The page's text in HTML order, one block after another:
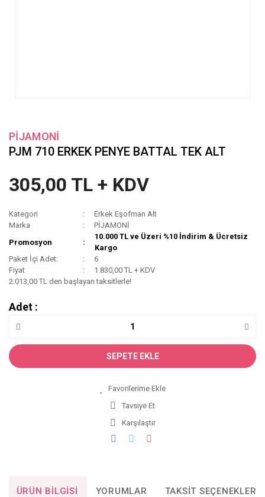
PİJAMONİ
PJM 710 ERKEK PENYE BATTAL TEK ALT
305,00 TL + KDV
Kategori
Erkek Eşofman Alt
Marka
PİJAMONİ
Promosyon
10.000 TL ve Üzeri %10 İndirim & Ücretsiz
Kargo
Paket İçi Adet:
6
Fiyat
1.830,00 TL + KDV
2.013,00 TL den başlayan taksitlerle!
Adet :
SEPETE EKLE
Tavsiye Et
Karşılaştır
ÜRÜN BILGISI YORUMLAR TAKSIT SEÇENEKLERI